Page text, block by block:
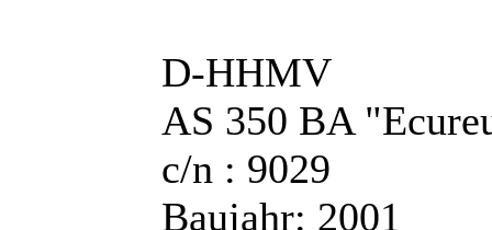
D-HHMV
AS 350 BA
c/n : 9029
Baujahr: 2001